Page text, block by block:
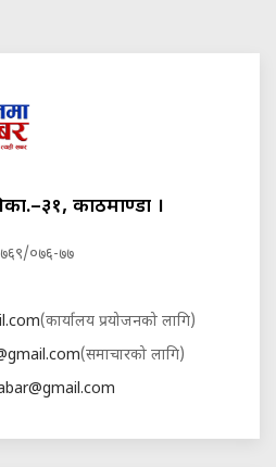
काठमाण्डौं ।
०७६-७७
(कार्यालय प्रयोजनको लागि)
(समाचारको लागि)